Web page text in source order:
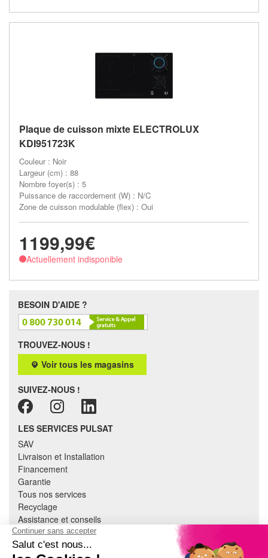
Plaque de cuisson mixte ELECTROLUX
KDI951723K
Couleur : Noir
Largeur (cm) : 88
Nombre foyer(s) : 5
Puissance de raccordement (W) : N/C
Zone de cuisson modulable (flex) : Oui
1199,99€
Actuellement indisponible
BESOIN D'AIDE ?
TROUVEZ-NOUS !
Voir tous les magasins
SUIVEZ-NOUS !
LES SERVICES PULSAT
SAV
Livraison et Installation
Financement
Garantie
Tous nos services
Recyclage
Assistance et conseils
Cuisine équipée
Literie